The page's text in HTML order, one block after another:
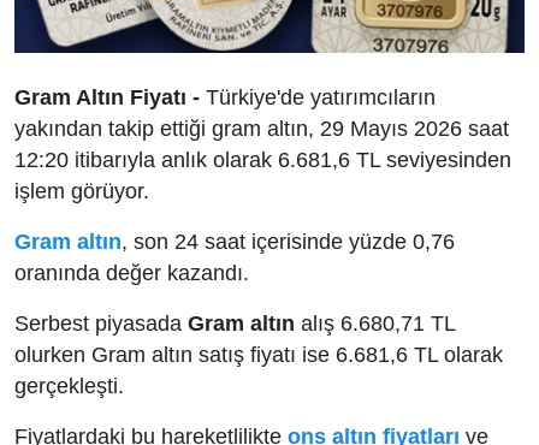
Gram Altın Fiyatı - Türkiye'de yatırımcıların
yakından takip ettiği gram altın, 29 Mayıs 2026 saat
12:20 itibarıyla anlık olarak 6.681,6 TL seviyesinden
işlem görüyor.
Gram altın, son 24 saat içerisinde yüzde 0,76
oranında değer kazandı.
Serbest piyasada Gram altın alış 6.680,71 TL
olurken Gram altın satış fiyatı ise 6.681,6 TL olarak
gerçekleşti.
Fiyatlardaki bu hareketlilikte ons altın fiyatları ve